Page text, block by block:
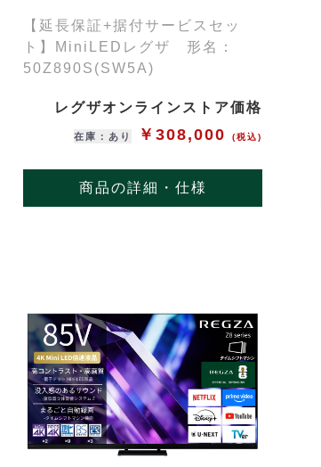
【延長保証+据付サービスセッ
ト】MiniLEDレグザ 形名：
50Z890S(SW5A)
レグザオンラインストア価格
在庫：あり ￥308,000(税込)
商品の詳細・仕様